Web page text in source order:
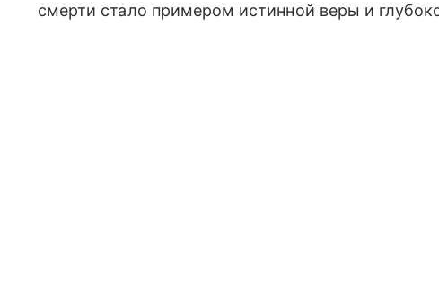
смерти стало примером истинной веры и